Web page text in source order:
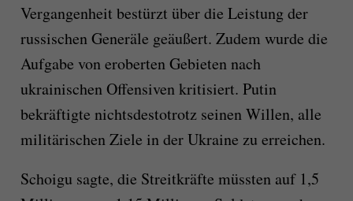
Vergangenheit bestürzt über die Leistung der
russischen Generäle geäußert. Zudem wurde die
Aufgabe von eroberten Gebieten nach
ukrainischen Offensiven kritisiert. Putin
bekräftigte nichtsdestotrotz seinen Willen, alle
militärischen Ziele in der Ukraine zu erreichen.
Schoigu sagte, die Streitkräfte müssten auf 1,5